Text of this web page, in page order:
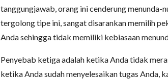
tanggungjawab, orang ini cenderung menunda-
tergolong tipe ini, sangat disarankan memilih
Anda sehingga tidak memiliki kebiasaan
Penyebab ketiga adalah ketika Anda tidak
ketika Anda sudah menyelesaikan tugas Anda,